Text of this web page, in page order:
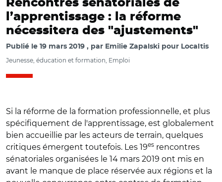
Rencontres sénatoriales de
l’apprentissage : la réforme
nécessitera des "ajustements"
Publié le 19 mars 2019 par Emilie Zapalski pour Localtis
Jeunesse, éducation et formation, Emploi
Si la réforme de la formation professionnelle, et plus
spécifiquement de l'apprentissage, est globalement
bien accueillie par les acteurs de terrain, quelques
critiques émergent toutefois. Les 19es rencontres
sénatoriales organisées le 14 mars 2019 ont mis en
avant le manque de place réservée aux régions et la